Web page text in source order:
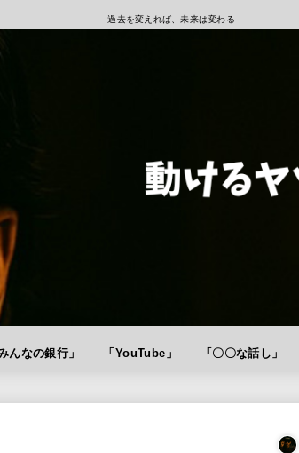
過去を変えれば、未来は変わる
んなの銀行」 「YouTube」 「〇〇な話し」